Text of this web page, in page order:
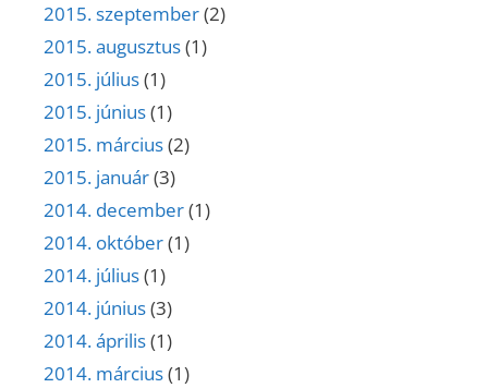
2015. szeptember(2)
2015. augusztus(1)
2015. július(1)
2015. június(1)
2015. március(2)
2015. január(3)
2014. december(1)
2014. október(1)
2014. július(1)
2014. június(3)
2014. április(1)
2014. március(1)